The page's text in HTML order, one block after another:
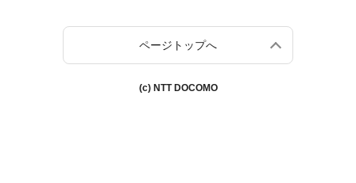
ページトップへ
(c) NTT DOCOMO